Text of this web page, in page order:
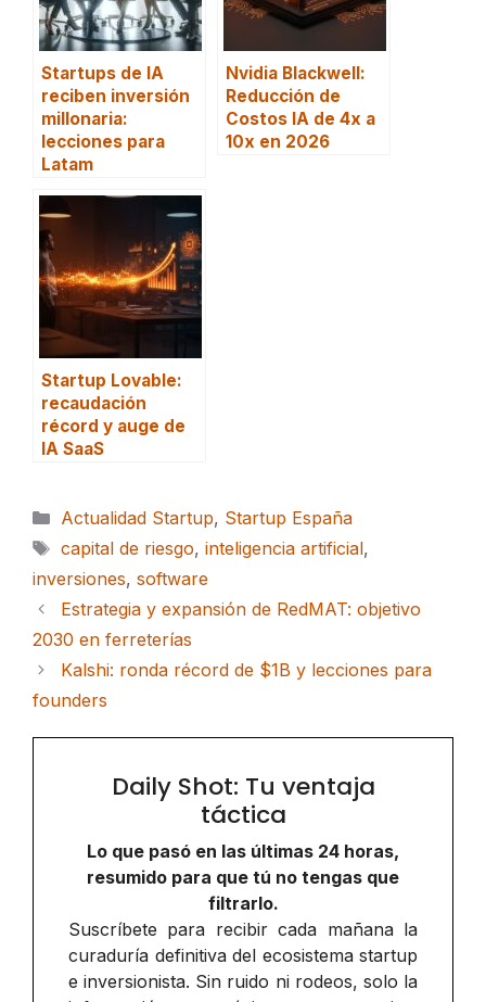
Startups de IA
reciben inversión
millonaria:
lecciones para
Latam
Nvidia Blackwell:
Reducción de
Costos IA de 4x a
10x en 2026
Startup Lovable:
recaudación
récord y auge de
IA SaaS
Categorías
Actualidad Startup, Startup España
Etiquetas
capital de riesgo, inteligencia artificial,
inversiones, software
Estrategia y expansión de RedMAT: objetivo
2030 en ferreterías
Kalshi: ronda récord de $1B y lecciones para
founders
Daily Shot: Tu ventaja
táctica
Lo que pasó en las últimas 24 horas,
resumido para que tú no tengas que
filtrarlo.
Suscríbete para recibir cada mañana la
curaduría definitiva del ecosistema startup
e inversionista. Sin ruido ni rodeos, solo la